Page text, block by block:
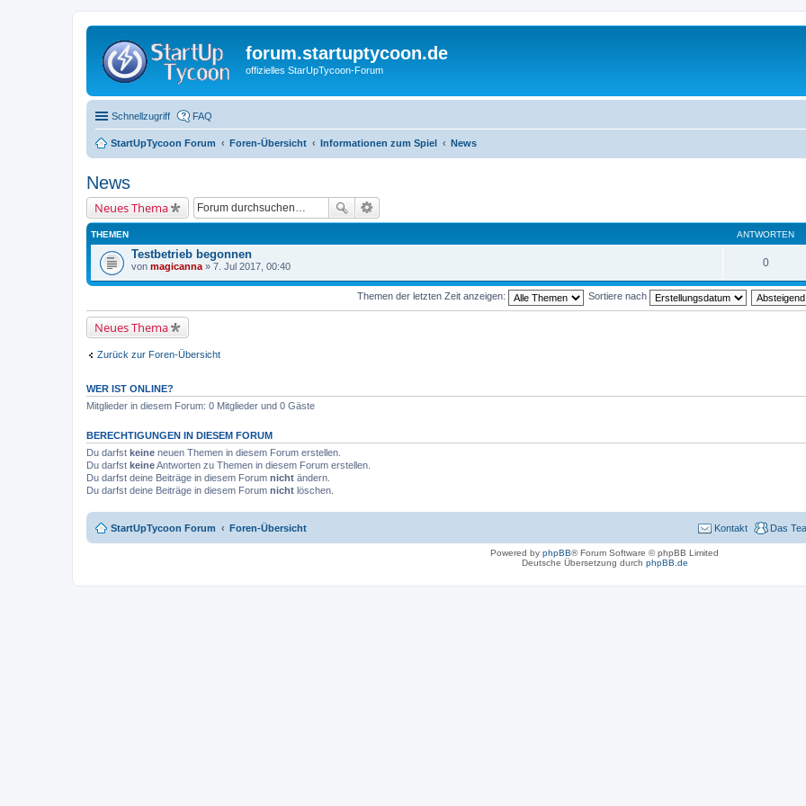
forum.startuptycoon.de
offizielles StarUpTycoon-Forum
Schnellzugriff FAQ
StartUpTycoon Forum Foren-Übersicht Informationen zum Spiel News
News
Neues Thema
THEMEN ANTWORTEN
Testbetrieb begonnen
von magicanna » 7. Jul 2017, 00:40 0
Themen der letzten Zeit anzeigen: Sortiere nach
Neues Thema
Zurück zur Foren-Übersicht
WER IST ONLINE?
Mitglieder in diesem Forum: 0 Mitglieder und 0 Gäste
BERECHTIGUNGEN IN DIESEM FORUM
Du darfst keine neuen Themen in diesem Forum erstellen.
Du darfst keineAntworten zu Themen in diesem Forum erstellen.
Du darfst deine Beiträge in diesem Forum nicht ändern.
Du darfst deine Beiträge in diesem Forum nicht löschen.
StartUpTycoon Forum Foren-Übersicht Das
Kontakt
Powered by phpBB® Forum Software © phpBB Limited
Deutsche Übersetzung durch phpBB.de